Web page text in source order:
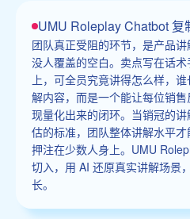
UMU Roleplay Chatbot
团队真正受阻的环节，是产品
没人覆盖的空白。卖点写在话
上，可全员究竟讲得怎么样，
解内容，而是一个能让每位销
现量化出来的闭环。当销冠的
估的标准，团队整体讲解水平
押注在少数人身上。UMU
切入，用 AI 还原真实讲解场景
长。